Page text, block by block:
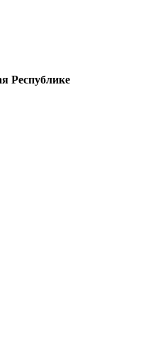
Республике